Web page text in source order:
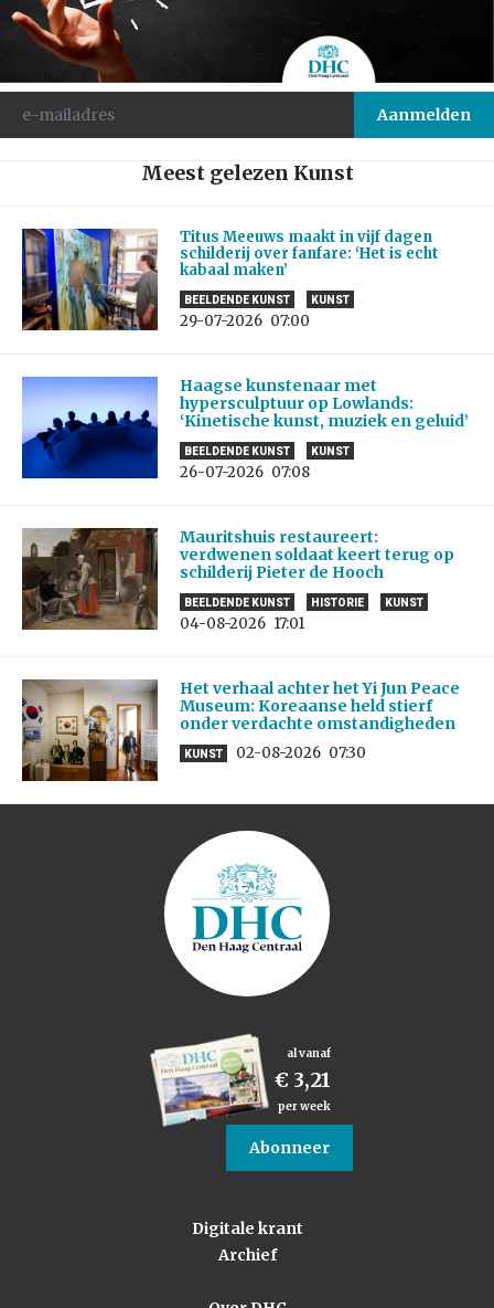
Meest gelezen Kunst
Titus Meeuws maakt in vijf dagen
schilderij over fanfare: ‘Het is echt
kabaal maken’
BEELDENDE KUNST KUNST
29-07-2026 07:00
Haagse kunstenaar met
hypersculptuur op Lowlands:
‘Kinetische kunst, muziek en geluid’
BEELDENDE KUNST KUNST
26-07-2026 07:08
Mauritshuis restaureert:
verdwenen soldaat keert terug op
schilderij Pieter de Hooch
BEELDENDE KUNST HISTORIE KUNST
04-08-2026 17:01
Het verhaal achter het Yi Jun Peace
Museum: Koreaanse held stierf
onder verdachte omstandigheden
KUNST 02-08-2026 07:30
al vanaf
€ 3,21
per week
Abonneer
Digitale krant
Archief